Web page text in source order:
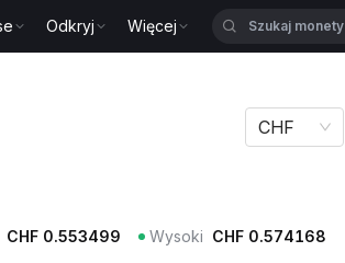
Odkryj Więcej
CHF
CHF 0.553499 Wysoki CHF 0.574168